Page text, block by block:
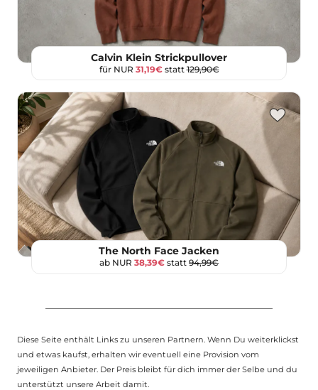
Calvin Klein Strickpullover
für NUR 31,19€statt129,90€
The North Face Jacken
ab NUR 38,39€ statt 94,99€
Diese Seite enthält Links zu unseren Partnern. Wenn Du weiterklickst
und etwas kaufst, erhalten wir eventuell eine Provision vom
jeweiligen Anbieter. Der Preis bleibt für dich immer der Selbe und du
unterstützt unsere Arbeit damit.